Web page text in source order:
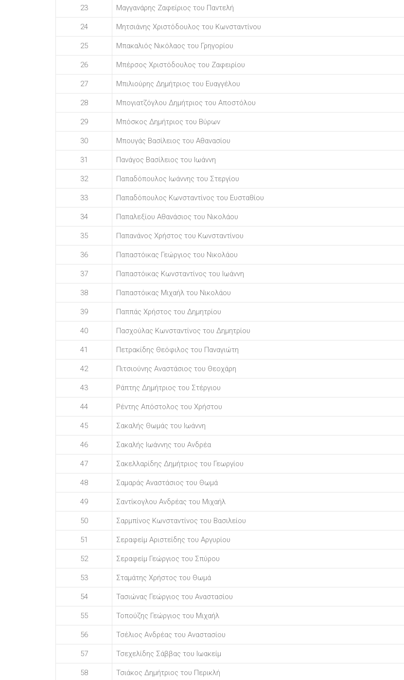
23 Μαγγανάρης Ζαφείριος του Παντελή
24 Μητσιάνης Χριστόδουλος του Κωνσταντίνου
25 Μπακαλιός Νικόλαος του Γρηγορίου
26 Μπέρσος Χριστόδουλος του Ζαφειρίου
27 Μπιλιούρης Δημήτριος του Ευαγγέλου
28 Μπογιατζόγλου Δημήτριος του Αποστόλου
29 Μπόσκος Δημήτριος του Βύρων
30 Μπουγάς Βασίλειος του Αθανασίου
31 Πανάγος Βασίλειος του Ιωάννη
32 Παπαδόπουλος Ιωάννης του Στεργίου
33 Παπαδόπουλος Κωνσταντίνος του Ευσταθίου
34 Παπαλεξίου Αθανάσιος του Νικολάου
35 Παπανάνος Χρήστος του Κωνσταντίνου
36 Παπαστόικας Γεώργιος του Νικολάου
37 Παπαστόικας Κωνσταντίνος του Ιωάννη
38 Παπαστόικας Μιχαήλ του Νικολάου
39 Παππάς Χρήστος του Δημητρίου
40 Πασχούλας Κωνσταντίνος του Δημητρίου
41 Πετρακίδης Θεόφιλος του Παναγιώτη
42 Πιτσιούνης Αναστάσιος του Θεοχάρη
43 Ράπτης Δημήτριος του Στέργιου
44 Ρέντης Απόστολος του Χρήστου
45 Σακαλής Θωμάς του Ιωάννη
46 Σακαλής Ιωάννης του Ανδρέα
47 Σακελλαρίδης Δημήτριος του Γεωργίου
48 Σαμαράς Αναστάσιος του Θωμά
49 Σαντίκογλου Ανδρέας του Μιχαήλ
50 Σαρμπίνος Κωνσταντίνος του Βασιλείου
51 Σεραφείμ Αριστείδης του Αργυρίου
52 Σεραφείμ Γεώργιος του Σπύρου
53 Σταμάτης Χρήστος του Θωμά
54 Τασιώνας Γεώργιος του Αναστασίου
55 Τοπούζης Γεώργιος του Μιχαήλ
56 Τσέλιος Ανδρέας του Αναστασίου
57 Τσεχελίδης Σάββας του Ιωακείμ
58 Τσιάκος Δημήτριος του Περικλή